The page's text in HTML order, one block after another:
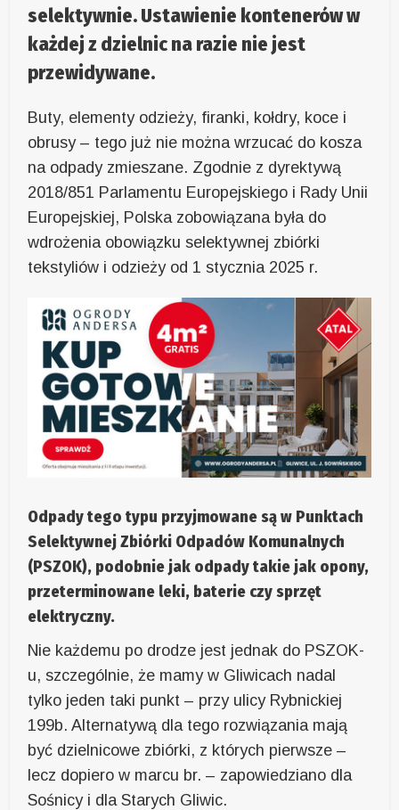
selektywnie. Ustawienie kontenerów w
każdej z dzielnic na razie nie jest
przewidywane.
Buty, elementy odzieży, firanki, kołdry, koce i
obrusy – tego już nie można wrzucać do kosza
na odpady zmieszane. Zgodnie z dyrektywą
2018/851 Parlamentu Europejskiego i Rady Unii
Europejskiej, Polska zobowiązana była do
wdrożenia obowiązku selektywnej zbiórki
tekstyliów i odzieży od 1 stycznia 2025 r.
Odpady tego typu przyjmowane są w Punktach
Selektywnej Zbiórki Odpadów Komunalnych
(PSZOK), podobnie jak odpady takie jak opony,
przeterminowane leki, baterie czy sprzęt
elektryczny.
Nie każdemu po drodze jest jednak do PSZOK-
u, szczególnie, że mamy w Gliwicach nadal
tylko jeden taki punkt – przy ulicy Rybnickiej
199b. Alternatywą dla tego rozwiązania mają
być dzielnicowe zbiórki, z których pierwsze –
lecz dopiero w marcu br. – zapowiedziano dla
Sośnicy i dla Starych Gliwic.